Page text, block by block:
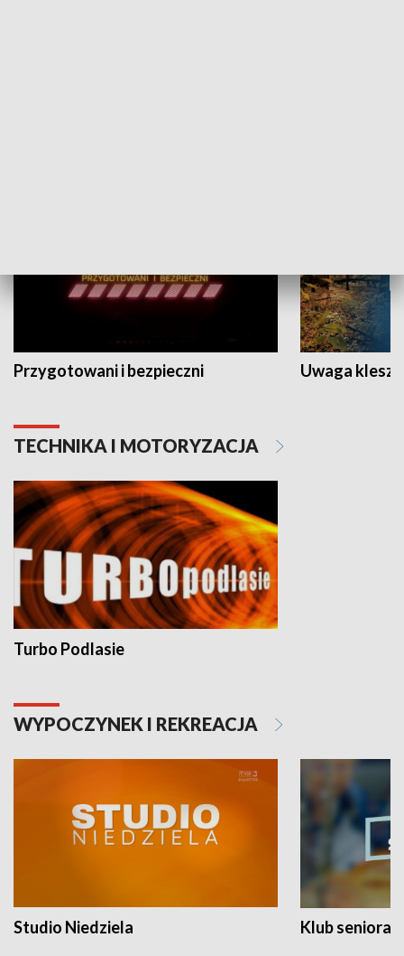
Przygotowani i bezpieczni Uwaga
TECHNIKA I MOTORYZACJA
Turbo Podlasie
WYPOCZYNEK I REKREACJA
Studio Niedziela Klub seniora